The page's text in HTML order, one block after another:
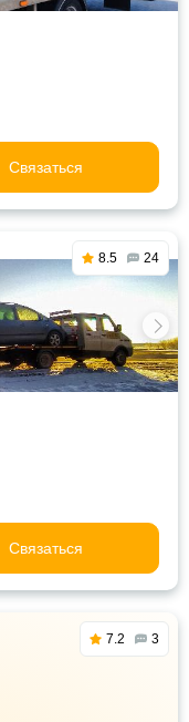
Связаться
8.5 24
Связаться
7.2 3